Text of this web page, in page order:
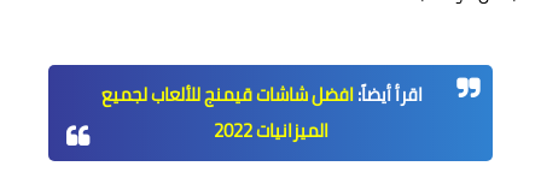
اقرأ أيضاً:افضل شاشات قيمنج للألعاب لجميع
الميزانيات 2022